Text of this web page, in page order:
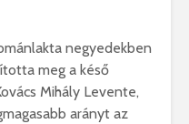
negyedekben
meg a késő
Mihály Levente,
arányt az